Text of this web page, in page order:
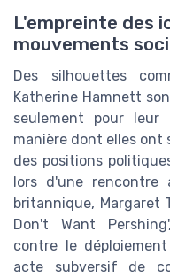
L'empreinte des
mouvements
Des silhouettes
Katherine Hamnett
seulement pour
manière dont elles ont
des positions
lors d'une rencontre
britannique, Margaret
Don't Want
contre le
acte subversif de